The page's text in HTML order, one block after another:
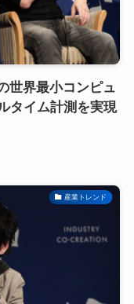
世界最小コンピュ
タイム計測を実現
産業トレンド